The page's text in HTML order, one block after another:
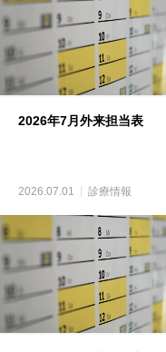
2026年7月外来担当表
2026.07.01 診療情報